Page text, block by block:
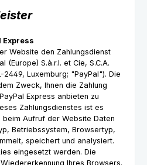
Express
Website den Zahlungsdienst
(Europe) S.à.r.l. et Cie, S.C.A.
Luxemburg; "PayPal"). Die
Zweck, Ihnen die Zahlung
Express anbieten zu
Zahlungsdienstes ist es
Aufruf der Website Daten
Betriebssystem, Browsertyp,
speichert und analysiert.
eingesetzt werden. Die
Ihres Browsers.